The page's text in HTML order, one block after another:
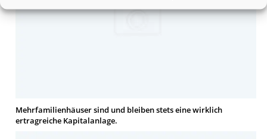
Mehrfamilienhäuser sind und bleiben stets eine wirklich
ertragreiche Kapitalanlage.